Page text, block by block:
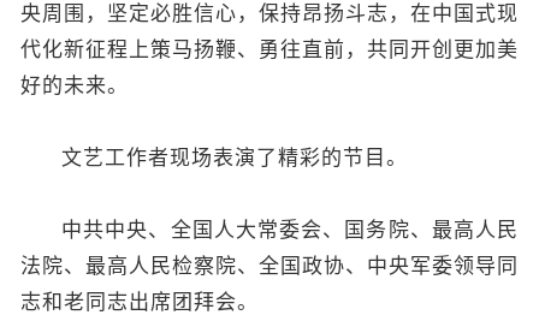
央周围，坚定必胜信心，保持昂扬斗志，在中国式现
代化新征程上策马扬鞭、勇往直前，共同开创更加美
好的未来。
文艺工作者现场表演了精彩的节目。
中共中央、全国人大常委会、国务院、最高人民
法院、最高人民检察院、全国政协、中央军委领导同
志和老同志出席团拜会。